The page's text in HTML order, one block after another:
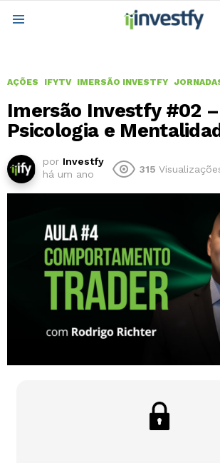
AÇÕES IFYTV IMERSÃO INVESTFY
Imersão Investfy #02 –
Psicologia e
por Investfy
há um ano
315